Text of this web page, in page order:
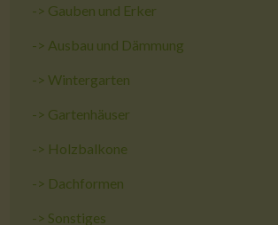
-> Gauben und Erker
-> Ausbau und Dämmung
->Wintergarten
-> Gartenhäuser
-> Holzbalkone
-> Dachformen
-> Sonstiges